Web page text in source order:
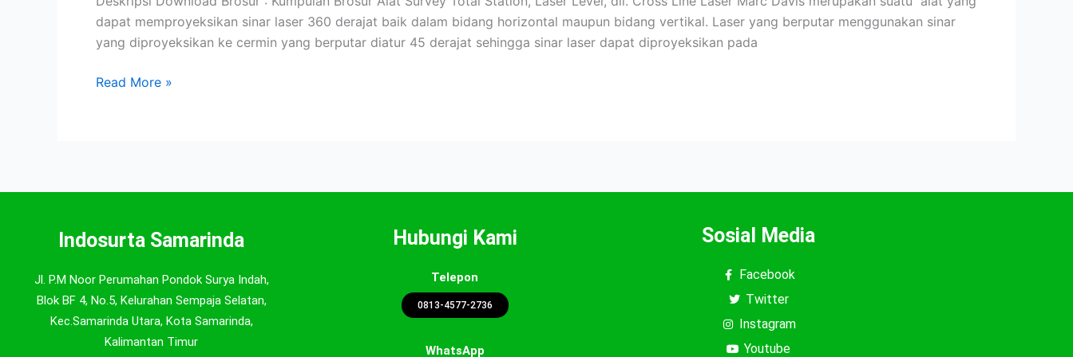
dapat memproyeksikan sinar laser 360 derajat baik dalam bidang horizontal maupun bidang vertikal. Laser yang berputar menggunakan sinar
yang diproyeksikan ke cermin yang berputar diatur 45 derajat sehingga sinar laser dapat diproyeksikan pada
Read More »
Indosurta Samarinda
Jl. P.M Noor Perumahan Pondok Surya Indah,
Blok BF 4, No.5, Kelurahan Sempaja Selatan,
Kec.Samarinda Utara, Kota Samarinda,
Kalimantan Timur
Hubungi Kami
Telepon
0813-4577-2736
WhatsApp
Sosial Media
Facebook
Twitter
Instagram
Youtube